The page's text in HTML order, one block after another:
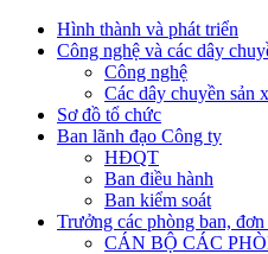
Hình thành và phát triển
Công nghệ và các dây
Công nghệ
Các dây chuyền sản
Sơ đồ tổ chức
Ban lãnh đạo Công ty
HĐQT
Ban điều hành
Ban kiểm soát
Trưởng các phòng ban,
CÁN BỘ CÁC